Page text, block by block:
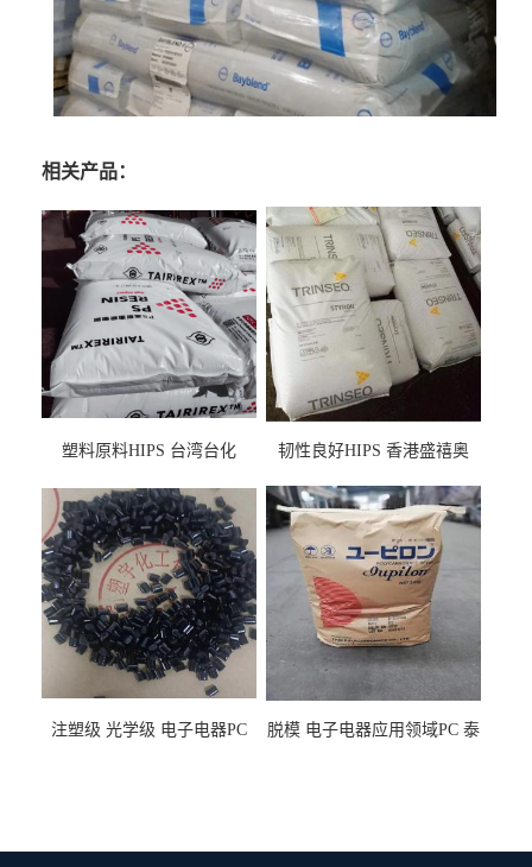
相关产品：
塑料原料HIPS 台湾台化
用料
韧性良好HIPS 香港盛禧奥
注塑级 光学级 电子电器PC
脱模 电子电器应用领域PC 泰